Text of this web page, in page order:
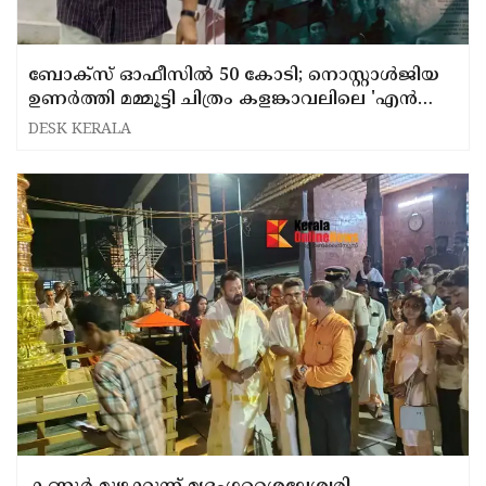
ബോക്സ് ഓഫീസിൽ 50 കോടി; നൊസ്റ്റാൾജിയ
ഉണർത്തി മമ്മൂട്ടി ചിത്രം കളങ്കാവലിലെ 'എൻ
വൈഗയ്' വീഡിയോ ഗാനം പുറത്ത് ..
DESK KERALA